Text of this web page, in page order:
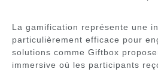
La gamification représente une
particulièrement efficace pour
solutions comme Giftbox
immersive où les participants